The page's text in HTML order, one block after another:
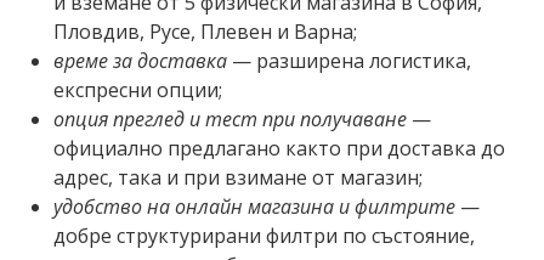
Пловдив, Русе, Плевен и Варна;
време за доставка — разширена логистика,
експресни опции;
опция преглед и тест при получаване —
официално предлагано както при доставка до
адрес, така и при взимане от магазин;
удобство на онлайн магазина и филтрите —
добре структурирани филтри по състояние,